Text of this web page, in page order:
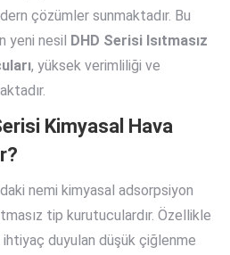
çözümler sunmaktadır. Bu
yeni nesil DHD Serisi Isıtmasız
, yüksek verimliliği ve
Kimyasal Hava
nemi kimyasal adsorpsiyon
tip kurutuculardır. Özellikle
duyulan düşük çiğlenme